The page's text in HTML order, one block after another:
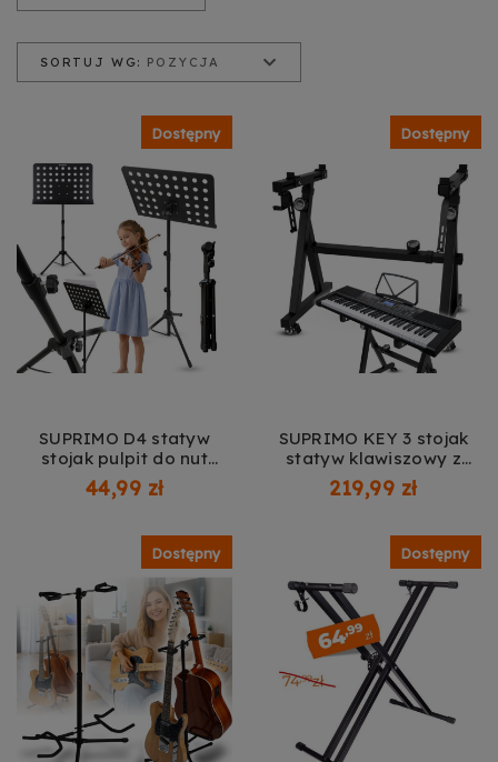
SORTUJ WG: POZYCJA
Cena od najniższej
Cena od najwyższej
Dostępny
SUPRIMO D4 statyw
stojak pulpit do nut
czarny składany
regulowany uchwyty
12 kg
44,99 zł
Dostępny
SUPRIMO KEY 3 stojak
statyw klawiszowy z
blokowanymi kółkami
czarny składany
żelazny na pianino
keyboard syntezator
uchwyt na słuchawki do
40 kg
219,99 zł
Dostępny Dostępny